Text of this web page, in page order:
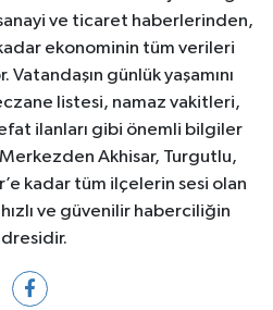
ve ticaret haberlerinden,
ekonominin tüm verileri
günlük yaşamını
listesi, namaz vakitleri,
ilanları gibi önemli bilgiler
Akhisar, Turgutlu,
kadar tüm ilçelerin sesi olan
ve güvenilir haberciliğin